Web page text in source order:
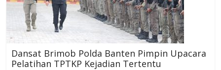
Dansat Brimob Polda Banten Pimpin Upacara
Pelatihan TPTKP Kejadian Tertentu